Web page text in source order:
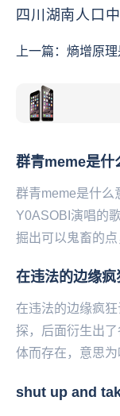
四川湖南人口
上一篇： 熵增原理
群青meme是什
群青meme是什么
Y0ASOBI演唱的
掘出可以鬼畜的点
在违法的边缘
在违法的边缘疯
探，后面衍生出
体而存在，意思
缘...
shut up and